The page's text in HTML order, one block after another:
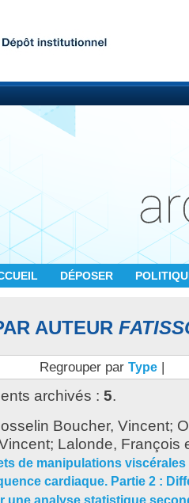
DÉPOSER
AUTEUR
Regrouper par Type |
archivés : 5.
Boucher, Vincent;
; Lalonde, François
de manipulations
cardiaque. Partie 2 :
une analyse statistique